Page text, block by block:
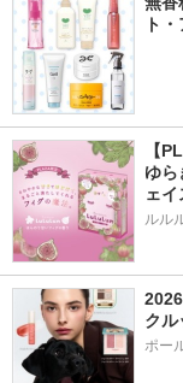
ト
【
ゆ
ェイ
ルル
クル
ポー